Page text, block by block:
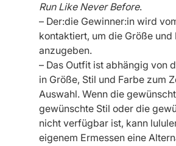
Run Like Never Before.
– Der:die Gewinner:in wird
kontaktiert, um die Größe
anzugeben.
– Das Outfit ist abhängig von
in Größe, Stil und Farbe zum
Auswahl. Wenn die
gewünschte Stil oder die
nicht verfügbar ist, kann
eigenem Ermessen eine